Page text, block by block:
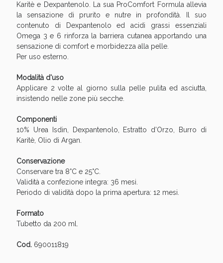
Karitè e Dexpantenolo. La sua ProComfort Formula allevia
la sensazione di prurito e nutre in profondità. Il suo
contenuto di Dexpantenolo ed acidi grassi essenziali
Omega 3 e 6 rinforza la barriera cutanea apportando una
sensazione di comfort e morbidezza alla pelle.
Per uso esterno.
Modalità d'uso
Applicare 2 volte al giorno sulla pelle pulita ed asciutta,
insistendo nelle zone più secche.
Componenti
10% Urea Isdin, Dexpantenolo, Estratto d’Orzo, Burro di
Karitè, Olio di Argan.
Conservazione
Conservare tra 8°C e 25°C.
Validità a confezione integra: 36 mesi.
Periodo di validità dopo la prima apertura: 12 mesi.
Formato
Tubetto da 200 ml.
Cod.690011819
Sconto fino al 55% disponibile oggi!
Vie Urinarie e Prostata: Sconti fino al 45% oggi!